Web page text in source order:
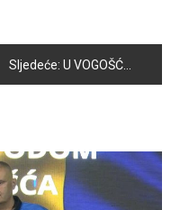
Sljedeće: U VOGOŠĆANSKIM OSNOVNIM ŠKOLAMA POČINJE UPIS U MINI ŠKOLU EDUKATIVNO – KREATIVNIH RADIONICA